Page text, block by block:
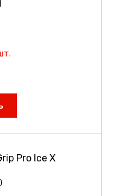
Pro Ice X